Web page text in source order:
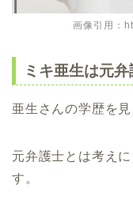
画像引用：
ミキ亜生は元弁
亜生さんの学歴を
元弁護士とは考え
す。